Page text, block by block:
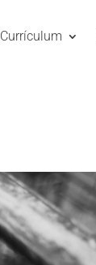
Currículum